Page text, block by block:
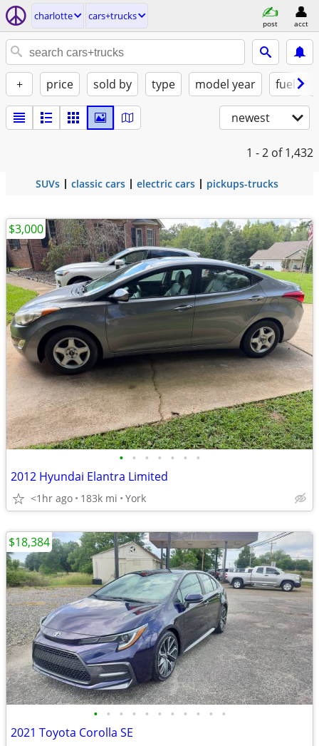
charlotte cars+trucks
post acct
+ price sold by type model year fuel
newest
1 - 2 of 1,432
SUVs classic cars electric cars pickups-trucks
• • • • • • •
2012 Hyundai Elantra Limited
<1hr ago 183k mi York
$3,000
• • • • • • • • • • •
2021 Toyota Corolla SE
$18,384